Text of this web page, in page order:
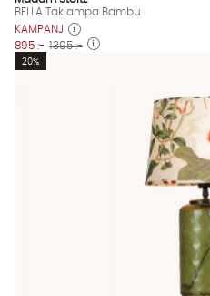
BELLA Taklampa Bambu
KAMPANJ
895 :- 1395 :-
20%